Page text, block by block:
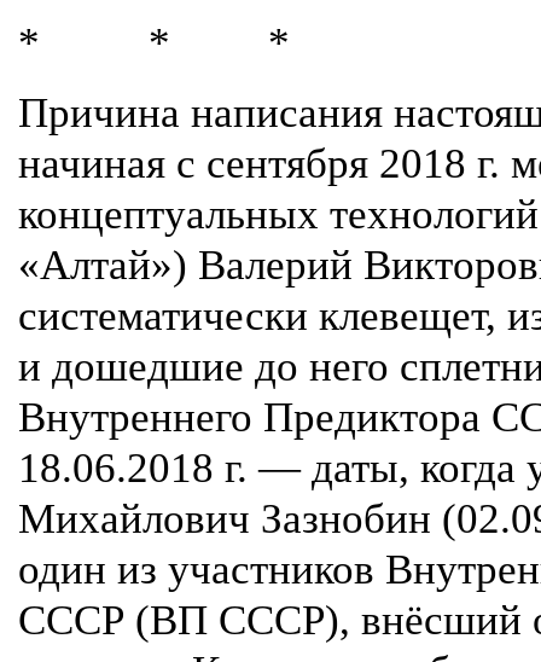
* * *
Причина написания
начиная с сентября 2018 г.
концептуальных
«Алтай») Валерий
систематически клевещет,
и дошедшие до него
Внутреннего Предиктора
18.06.2018 г. — даты,
Михайлович Зазнобин
один из участников
СССР (ВП СССР), внёсший